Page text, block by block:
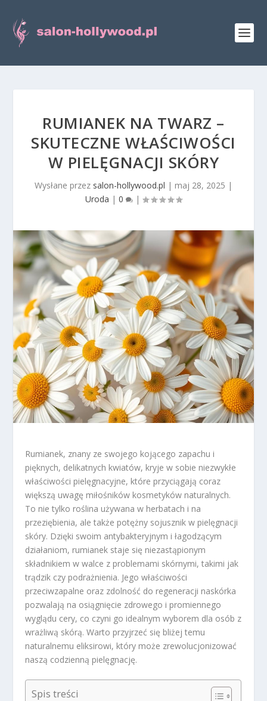
RUMIANEK NA TWARZ –
SKUTECZNE WŁAŚCIWOŚCI
W PIELĘGNACJI SKÓRY
Wysłane przez salon-hollywood.pl | maj 28, 2025 |
Uroda | 0 |
Rumianek, znany ze swojego kojącego zapachu i
pięknych, delikatnych kwiatów, kryje w sobie niezwykłe
właściwości pielęgnacyjne, które przyciągają coraz
większą uwagę miłośników kosmetyków naturalnych.
To nie tylko roślina używana w herbatach i na
przeziębienia, ale także potężny sojusznik w pielęgnacji
skóry. Dzięki swoim antybakteryjnym i łagodzącym
działaniom, rumianek staje się niezastąpionym
składnikiem w walce z problemami skórnymi, takimi jak
trądzik czy podrażnienia. Jego właściwości
przeciwzapalne oraz zdolność do regeneracji naskórka
pozwalają na osiągnięcie zdrowego i promiennego
wyglądu cery, co czyni go idealnym wyborem dla osób z
wrażliwą skórą. Warto przyjrzeć się bliżej temu
naturalnemu eliksirowi, który może zrewolucjonizować
naszą codzienną pielęgnację.
Spis treści